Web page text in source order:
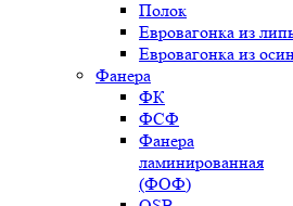
Полок
Евровагонка из
Евровагонка из
Фанера
ФК
ФСФ
Фанера
ламинированная
(ФОФ)